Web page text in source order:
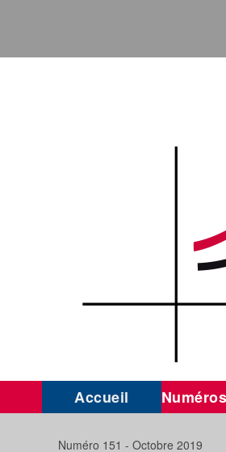
Accueil Numéros
Numéro 151 - Octobre 2019